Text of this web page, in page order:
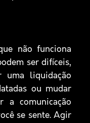
não funciona
ser difíceis,
uma liquidação
ou mudar
comunicação
se sente. Agir